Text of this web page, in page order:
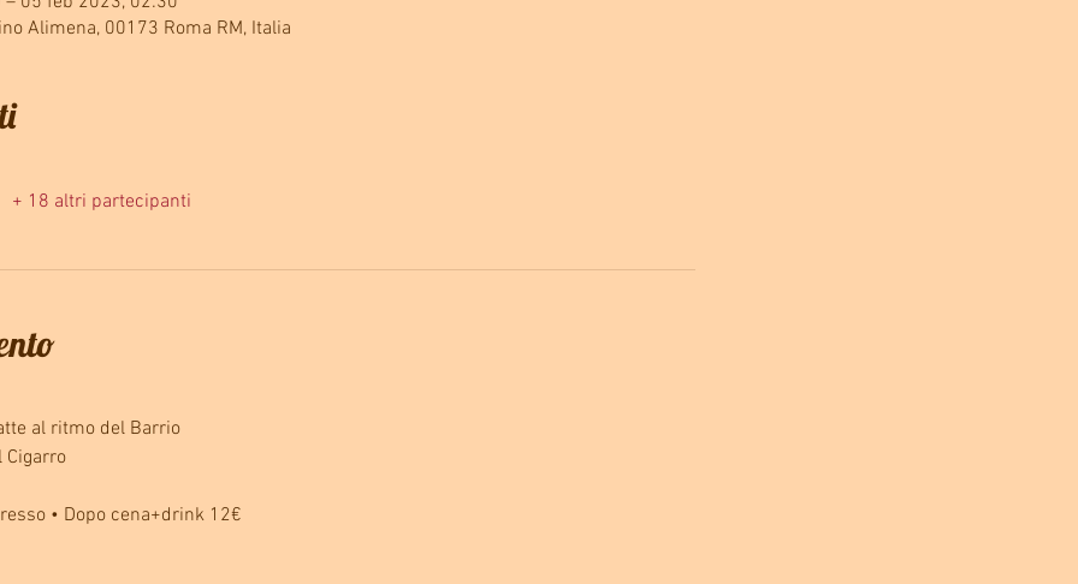
Alimena, 00173 Roma RM, Italia
+ 18 altri partecipanti
al ritmo del Barrio
Cigarro
• Dopo cena+drink 12€